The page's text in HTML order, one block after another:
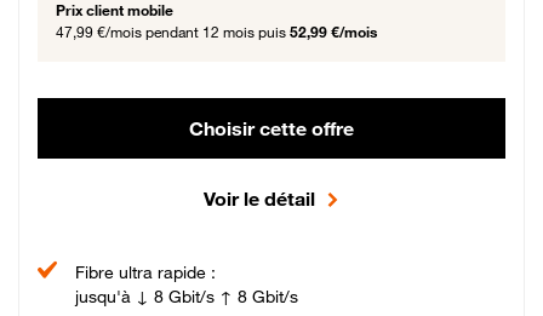
Prix client mobile
47,99 €/mois pendant 12 mois puis 52,99 €/mois
Choisir cette offre
Voir le détail
Fibre ultra rapide :
jusqu'à ↓ 8 Gbit/s ↑ 8 Gbit/s